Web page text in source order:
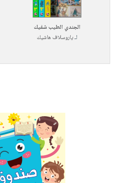
الجندي الطيب شفيك
لـياروسلاف هاشيك